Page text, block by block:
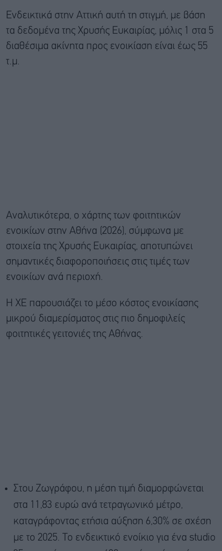
Ενδεικτικά στην Αττική αυτή τη στιγμή, με βάση
τα δεδομένα της Χρυσής Ευκαιρίας, μόλις 1 στα 5
διαθέσιμα ακίνητα προς ενοικίαση είναι έως 55
τ.μ.
Αναλυτικότερα, ο χάρτης των φοιτητικών
ενοικίων στην Αθήνα (2026), σύμφωνα με
στοιχεία της Χρυσής Ευκαιρίας, αποτυπώνει
σημαντικές διαφοροποιήσεις στις τιμές των
ενοικίων ανά περιοχή.
Η ΧΕ παρουσιάζει το μέσο κόστος ενοικίασης
μικρού διαμερίσματος στις πιο δημοφιλείς
φοιτητικές γειτονιές της Αθήνας.
Στου Ζωγράφου, η μέση τιμή διαμορφώνεται
στα 11,83 ευρώ ανά τετραγωνικό μέτρο,
καταγράφοντας ετήσια αύξηση 6,30% σε σχέση
με το 2025. Το ενδεικτικό ενοίκιο για ένα studio